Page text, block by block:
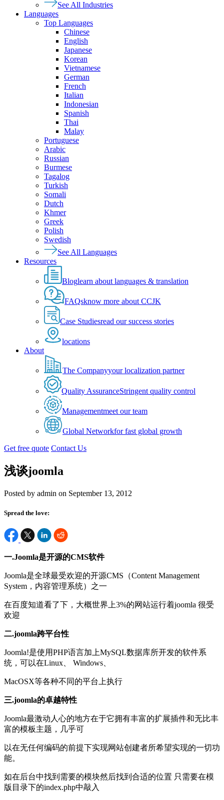
See All Industries
Languages
Top Languages
Chinese
English
Japanese
Korean
Vietnamese
German
French
Italian
Indonesian
Spanish
Thai
Malay
Portuguese
Arabic
Russian
Burmese
Tagalog
Turkish
Somali
Dutch
Khmer
Greek
Polish
Swedish
See All Languages
Resources
Bloglearn about languages & translation
FAQsknow more about CCJK
Case Studiesread our success stories
locations
About
The Companyyour localization partner
Quality AssuranceStringent quality control
Managementmeet our team
Global Networkfor fast global growth
Get free quote Contact Us
浅谈joomla
Posted by admin on September 13, 2012
Spread the love:
一.Joomla是开源的CMS软件
Joomla是全球最受欢迎的开源CMS（Content Management
System，内容管理系统）之一
在百度知道看了下，大概世界上3%的网站运行着joomla 很受
欢迎
二.joomla跨平台性
Joomla!是使用PHP语言加上MySQL数据库所开发的软件系
统，可以在Linux、 Windows、
MacOSX等各种不同的平台上执行
三.joomla的卓越特性
Joomla最激动人心的地方在于它拥有丰富的扩展插件和无比丰
富的模板主题，几乎可
以在无任何编码的前提下实现网站创建者所希望实现的一切功
能。
如在后台中找到需要的模块然后找到合适的位置 只需要在模
版目录下的index.php中敲入